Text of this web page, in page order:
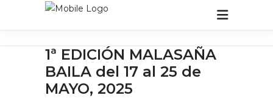
1ª EDICIÓN MALASAÑA
BAILA del 17 al 25 de
MAYO, 2025